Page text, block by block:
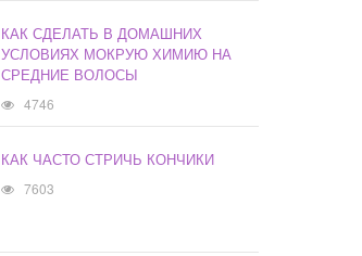
КАК СДЕЛАТЬ В ДОМАШНИХ
УСЛОВИЯХ МОКРУЮ ХИМИЮ НА
СРЕДНИЕ ВОЛОСЫ
4746
КАК ЧАСТО СТРИЧЬ КОНЧИКИ
7603